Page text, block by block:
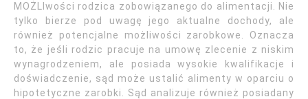
MOŻLIwości rodzica zobowiązanego do alimentacji. Nie
tylko bierze pod uwagę jego aktualne dochody, ale
również potencjalne możliwości zarobkowe. Oznacza
to, że jeśli rodzic pracuje na umowę zlecenie z niskim
wynagrodzeniem, ale posiada wysokie kwalifikacje i
doświadczenie, sąd może ustalić alimenty w oparciu o
hipotetyczne zarobki. Sąd analizuje również posiadany